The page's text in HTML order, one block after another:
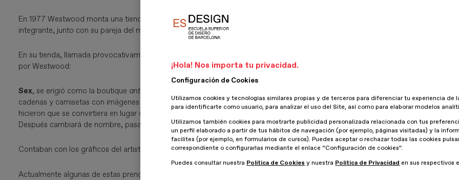
En 1977 Westwood monta una tienda relacionada con el movimiento que estaba explosionando en Londres y del cual era
integrante, junto con su pareja del momento, Malcon Mclaren (artista y manager del famoso grupo de punk SEX PISTOLS).
En su tienda, llamada provocativamente SEX, en King’s Road, se podían encontrar discos y ropa de estilo PUNK, diseñadas
por Westwood:
Sex, se erigió como la boutique anti-fashion
cadenas y camisetas con imágenes pornográficas…la visita periódica de la policía alertada por las denuncias por escándalo
hicieron que se convirtiera en lugar de peregrinación para todo buen antisistema, ávido en contraposición por ir a la última.
Después cambiará de nombre, pasará a llamarse Seditionaries, y así se llamarán las colecciones de ropa.
Contaban con los gráficos del artista Jamie Reid, otro de los puntales creativos del movimiento.
Actualmente algunas de estas prendas se exhiben en el museo de moda Victoria & Albert Museum. Ya forman parte de la
¡Hola! Nos importa tu privacidad.
Configuración de Cookies
Utilizamos cookies y tecnologías similares propias y de terceros para diferenciar tu experiencia de
para identificarte como usuario, para analizar el uso del Site, así como para elaborar modelos
Utilizamos también cookies para mostrarte publicidad personalizada relacionada con tus
un perfil elaborado a partir de tus hábitos de navegación (por ejemplo, páginas visitadas) y la
facilites (por ejemplo, en formularios de cursos). Puedes aceptar o rechazar todas las cookies
correspondiente o configurarlas mediante el enlace “Configuración de cookies”.
Puedes consultar nuestra Política de Cookies y nuestra Política de Privacidad en sus respectivos